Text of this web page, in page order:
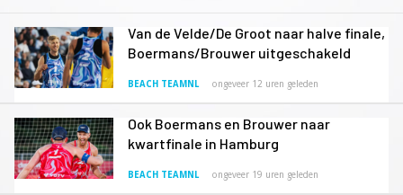
Van de Velde/De Groot naar halve finale,
Boermans/Brouwer uitgeschakeld
BEACH TEAMNL ongeveer 12 uren geleden
Ook Boermans en Brouwer naar
kwartfinale in Hamburg
BEACH TEAMNL ongeveer 19 uren geleden